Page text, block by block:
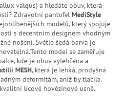
valgus) a hledáte obuv, která
Zdravotní pantofel MediStyle
modelů, který spojuje
s decentním designem vhodným
nošení. Světle šedá barva je
model se zaměřuje
kde je obuv vylehčena a
MESH, která je lehká, prodyšná
deformitám, aniž by tlačila.
lícové hovězinové usně.